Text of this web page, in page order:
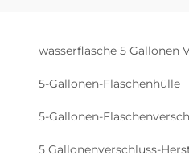
wasserflasche 5 Gallonen
5-Gallonen-Flaschenhülle
5-Gallonen-
5 Gallonenverschluss-